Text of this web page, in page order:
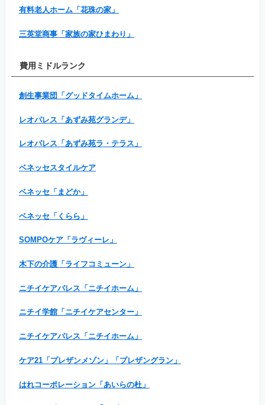
有料老人ホーム「花珠の家」
三英堂商事「家族の家ひまわり」
費用ミドルランク
創生事業団「グッドタイムホーム」
レオパレス「あずみ苑グランデ」
レオパレス「あずみ苑ラ・テラス」
ベネッセスタイルケア
ベネッセ「まどか」
ベネッセ「くらら」
SOMPOケア「ラヴィーレ」
木下の介護「ライフコミューン」
ニチイケアパレス「ニチイホーム」
ニチイ学館「ニチイケアセンター」
ニチイケアパレス「ニチイホーム」
ケア21「プレザンメゾン」「プレザングラン」
はれコーポレーション「あいらの杜」